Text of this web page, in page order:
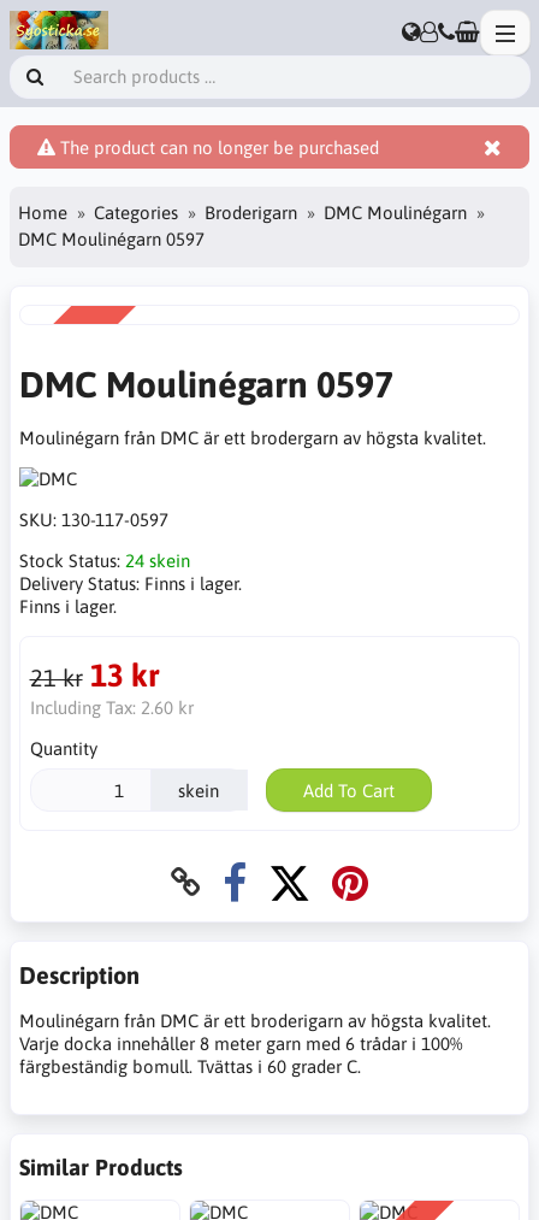
The product can no longer be purchased
Home Categories Broderigarn
DMC Moulinégarn
DMC Moulinégarn 0597
DMC Moulinégarn 0597
Moulinégarn från DMC är ett brodergarn av högsta kvalitet.
SKU: 130-117-0597
Stock Status: 24 skein
Delivery Status: Finns i lager.
Finns i lager.
21 kr 13 kr
Including Tax: 2.60 kr
Quantity
skein Add To Cart
Description
Moulinégarn från DMC är ett broderigarn av högsta kvalitet.
Varje docka innehåller 8 meter garn med 6 trådar i 100%
färgbeständig bomull. Tvättas i 60 grader C.
Similar Products